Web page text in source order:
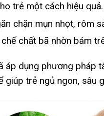
trẻ một cách hiệu quả.
chặn mụn nhọt, rôm
chất bã nhờn bám
áp dụng phương pháp
giúp trẻ ngủ ngon, sâu